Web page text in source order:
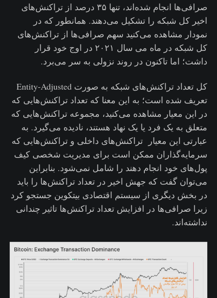
صرافی‌ها انجام شده‌اند، تنها ۳۵ درصد از تراکنش‌های
اخیر کل شبکه را تشکیل می‌دهند. همانطور که در
نمودار مشاهده می‌کنید سهم صرافی‌ها از تراکنش‌های
کل شبکه در ماه می سال ۲۰۲۱ در اوج خود قرار
داشت؛ اما تاکنون در روند نزولی به سر می‌برد.
کل تعداد تراکنش‌های شبکه به صورت Entity-Adjusted
تعریف شده است؛ به این معنا که تعداد تراکنش‌هایی که
در این معیار مشاهده می‌کنید، مجموعه تراکنش‌هایی که
متعلق به یک فرد یا یک نهاد هستند، نادیده می‌گیرد. به
عبارتی این معیار تراکنش‌های داخلی و تراکنش‌هایی که
سرمایه‌گذاران ممکن است برای مدیریت شخصی کیف‌
پول‌های خود انجام دهند را شامل نمی‌شود. بنابراین
می‌توان گفت که جهش اخیر در تعداد تراکنش‌ها را باید
در بخش دیگری از سیستم اقتصادی بیتکوین جستجو کرد
زیرا صرافی‌ها در افزایش تعداد تراکنش‌ها تاثیر چندانی
نداشته‌اند.